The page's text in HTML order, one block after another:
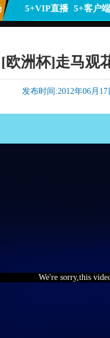
5+VIP直播 5+客户端
[欧洲杯]走马观
发布时间:2012年06月
We're sorry,this